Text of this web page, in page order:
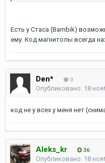
Есть у Стаса (Bambik)
ему. Код магнитолы всегда
Den* 0
Опубликовано: 18
код не у всех у меня нет
Aleks_kr 36
Опубликовано: 18